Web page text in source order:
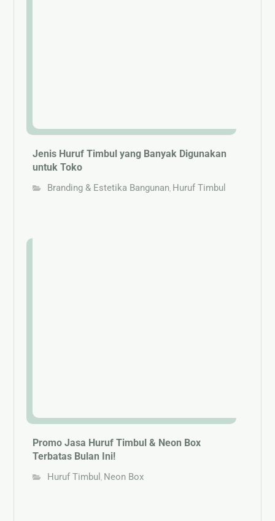
Jenis Huruf Timbul yang Banyak Digunakan
untuk Toko
Branding & Estetika Bangunan, Huruf Timbul
Promo Jasa Huruf Timbul & Neon Box
Terbatas Bulan Ini!
Huruf Timbul , Neon Box